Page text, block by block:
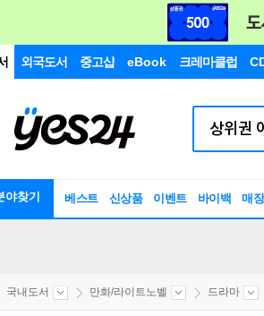
외국도서 중고샵 eBook 크레마클럽
야찾기 베스트 신상품 이벤트 바이백 매
국내도서 만화/라이트노벨 드라마